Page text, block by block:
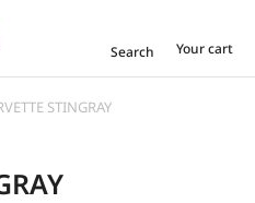
Search Your cart
STINGRAY